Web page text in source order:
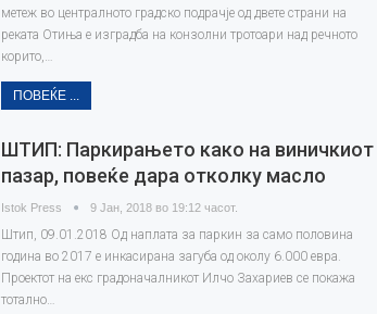
метеж во централното градско подрачје од двете страни на
реката Отиња е изградба на конзолни тротоари над речното
корито,…
ПОВЕЌЕ ...
ШТИП: Паркирањето како на виничкиот
пазар, повеќе дара отколку масло
Istok Press 9 Јан, 2018 во 19:12 часот.
Штип, 09.01.2018 Oд наплата за паркин за само половина
година во 2017 е инкасирана загуба од околу 6.000 евра.
Проектот на екс градоначалникот Илчо Захариев се покажа
тотално…